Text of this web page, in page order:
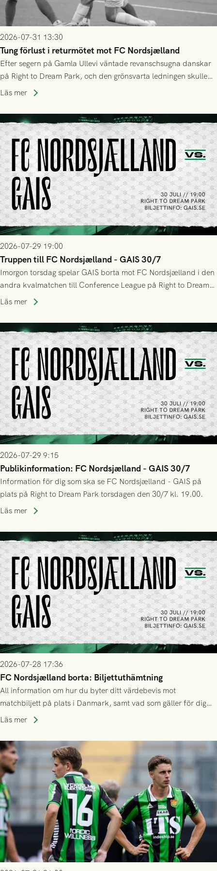
2026-07-31 13:30
Tung förlust i returmötet mot FC Nordsjælland
Efter segern på Gamla Ullevi väntade revanschsugna danskar
på Right to Dream Park, och den grönsvarta ledningen skulle
upphöra efter mindre än kvarten spelad. På lika mark visade
tennissiffror och det grönsvarta europaäventyret tog slut.
Läs mer
2026-07-29 19:00
Truppen till FC Nordsjælland - GAIS 30/7
Imorgon torsdag spelar GAIS borta mot FC Nordsjælland i den
andra kvalmatchen till Conference League på Right to Dream
Park! Fredrik Holmberg och ledarstaben har tagit ut följande
Läs mer
2026-07-29 9:15
Publikinformation: FC Nordsjælland - GAIS 30/7
Information för dig som ska se FC Nordsjælland - GAIS på
plats på Right to Dream Park torsdagen den 30/7 kl. 19.00.
Läs mer
2026-07-28 17:36
FC Nordsjælland borta: Biljettuthämtning
All information om hur du byter ditt värdebevis mot
matchbiljett på plats i Danmark, samt vad som gäller för dig
som står på reservlista eller fått förhinder.
Läs mer